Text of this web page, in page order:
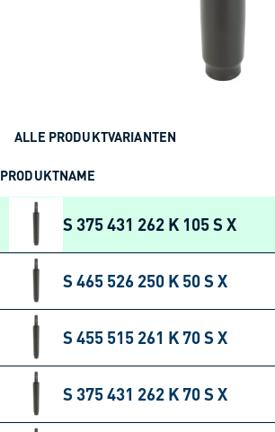
ALLE PRODUKTVARIANTEN
PRODUKTNAME
S 375 431 262 K 105 S X
S 465 526 250 K 50 S X
S 455 515 261 K 70 S X
S 375 431 262 K 70 S X